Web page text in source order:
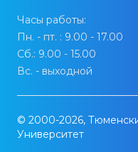
Часы работы:
Пн. - пт. : 9.00 - 17.00
Сб.: 9.00 - 15.00
Вс. - выходной
© 2000-2026,
Университет